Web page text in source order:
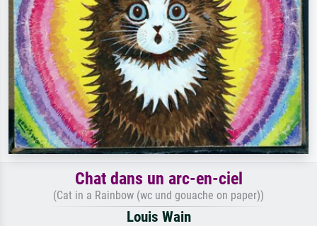
Chat dans un arc-en-ciel
(Cat in a Rainbow (wc und gouache on paper))
Louis Wain